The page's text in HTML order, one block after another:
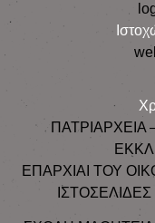
ΕΠΑΡΧΙΑΙ ΤΟΥ